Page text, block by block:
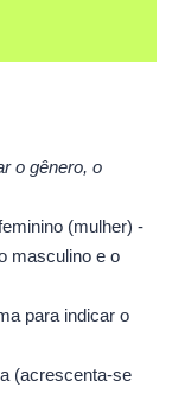
o gênero, o
(mulher) -
masculino e o
para indicar o
(acrescenta-se